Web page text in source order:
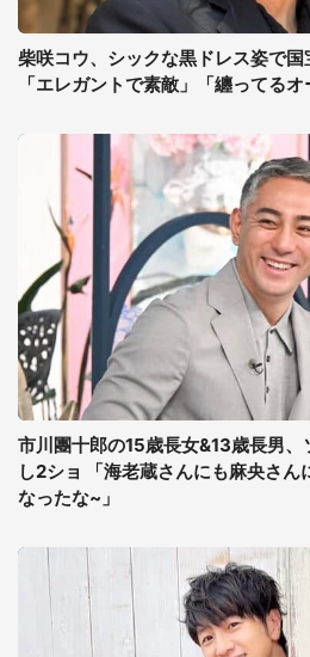
柴咲コウ、シックな黒ドレス姿で国
「エレガントで素敵」「纏ってるオ
市川團十郎の15歳長女&13歳長男、
し2ショ 「海老蔵さんにも麻央さ
なったな~」